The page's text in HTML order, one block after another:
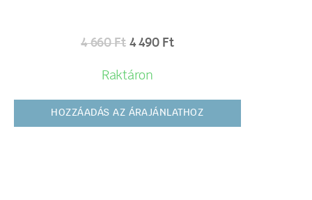
4 660Ft 4 490 Ft
Raktáron
HOZZÁADÁS AZ ÁRAJÁNLATHOZ